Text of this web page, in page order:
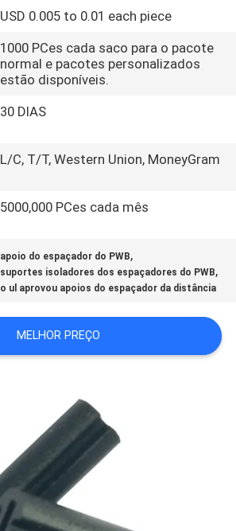
USD 0.005 to 0.01 each piece
1000 PCes cada saco para o pacote
normal e pacotes personalizados
estão disponíveis.
30 DIAS
L/C, T/T, Western Union, MoneyGram
5000,000 PCes cada mês
apoio do espaçador do PWB,
suportes isoladores dos espaçadores do PWB,
o ul aprovou apoios do espaçador da distância
MELHOR PREÇO